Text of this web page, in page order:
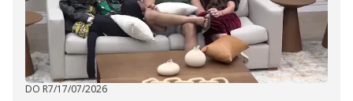
DO R7/17/07/2026